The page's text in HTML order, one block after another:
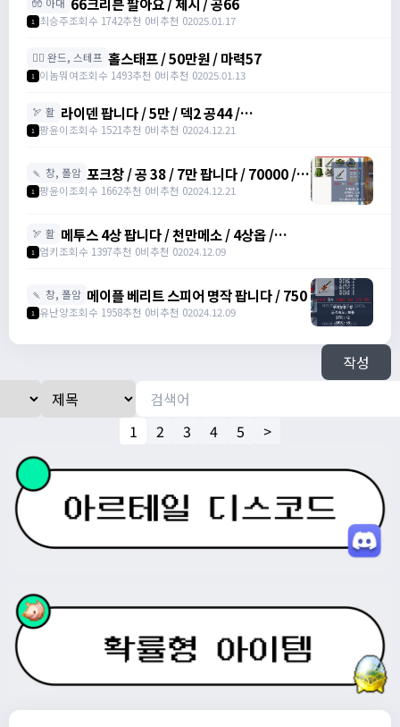
1 최승주조회수 1742추천 0비추천 02025.01.17
🧙‍♀️ 완드, 스테프 홀스태프 / 50만원 / 마력57
1 이놈뭐여조회수 1493추천 0비추천 02025.01.13
🏹 활 라이덴 팝니다 / 5만 / 덱2 공44 /
https://open.kakao.com/o/szTBqf6g
1 팡윤이조회수 1521추천 0비추천 02024.12.21
🍡 창, 폴암 포크창 / 공 38 / 7만 팝니다 / 70000 /
포크 창 /
https://open.kakao.com/o/szTBqf6g
1 팡윤이조회수 1662추천 0비추천 02024.12.21
🏹 활 메투스 4상 팝니다 / 천만메소 / 4상옵 /
https://open.kakao.com/o/srDmv3Wf
1 엄키조회수 1397추천 0비추천 02024.12.09
🍡 창, 폴암 메이플 베리트 스피어 명작 팝니다 / 750
1 유난양조회수 1958추천 0비추천 02024.12.09
작성
1 2 3 4 5 >